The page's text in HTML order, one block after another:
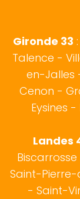
Gironde 33 :
Talence -
en-Jalles
Cenon -
Eysines
Landes
Biscarrosse
Saint-
- Saint-